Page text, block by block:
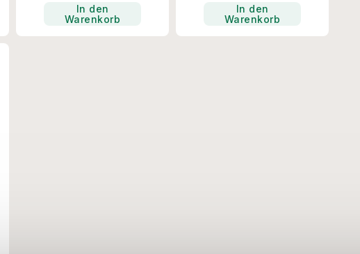
In den
Warenkorb
In den
Warenkorb